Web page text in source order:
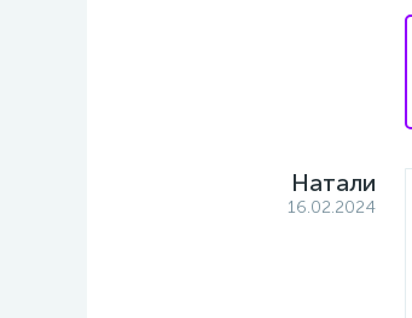
Натали
16.02.2024